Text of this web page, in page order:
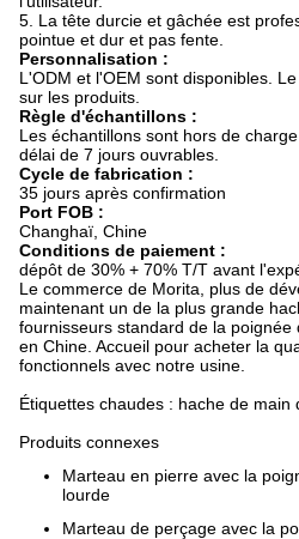
5. La tête durcie et gâchée est
pointue et dur et pas fente.
Personnalisation :
L'ODM et l'OEM sont disponibles.
sur les produits.
Règle d'échantillons :
Les échantillons sont hors de
délai de 7 jours ouvrables.
Cycle de fabrication :
35 jours après confirmation
Port FOB :
Changhaï, Chine
Conditions de paiement :
dépôt de 30% + 70% T/T avant
Le commerce de Morita, plus de
maintenant un de la plus grande
fournisseurs standard de la
en Chine. Accueil pour acheter la
fonctionnels avec notre usine.
Étiquettes chaudes : hache de main
Produits connexes
Marteau en pierre avec la
lourde
Marteau de perçage avec la